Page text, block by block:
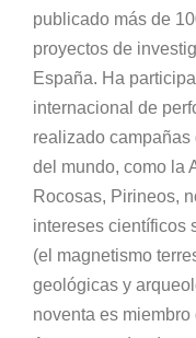
publicado más de
proyectos de
España. Ha
internacional de
realizado
del mundo, como la
Rocosas, Pirineos,
intereses científicos
(el magnetismo
geológicas y
noventa es